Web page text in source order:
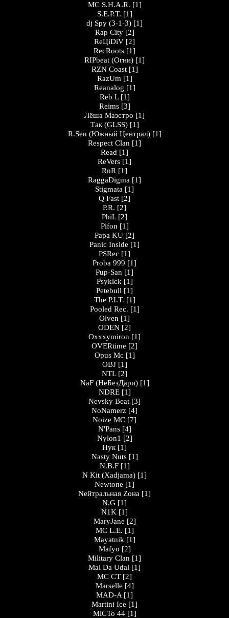
MC S.H.A.R. [1]
S.E.P.T. [1]
dj Spy (3-1-3) [1]
Rap City [2]
ReЦiDiV [2]
RecRoots [1]
RIPbeat (Огни) [1]
RZN Coast [1]
RazUm [1]
Reanalog [1]
Reb L [1]
Reims [3]
Лёша Маэстро [1]
Так (GLSS) [1]
R.Sen (Южный Централ) [1]
Respect Clan [1]
Read [1]
ReVers [1]
RnR [1]
RaggaDigma [1]
Stigmata [1]
Q Fast [2]
P.R. [2]
PhiL [2]
Pifon [1]
Papa KU [2]
Panic Inside [1]
PSRec [1]
Proba 999 [1]
Pup-San [1]
Psykick [1]
Petebull [1]
The P.I.T. [1]
Pooled Rec. [1]
Olven [1]
ODEN [2]
Oxxxymiron [1]
OVERtime [2]
Opus Mc [1]
OBJ [1]
NTL [2]
NaF (НеБезДари) [1]
NDRE [1]
Nevsky Beat [3]
NoNamerz [4]
Noize MC [7]
N'Pans [4]
Nylon1 [2]
Нук [1]
Nasty Nuts [1]
N.B.F [1]
N Kit (Xadjama) [1]
Newtone [1]
Nейтральная Zона [1]
N.G [1]
N1K [1]
MaryJane [2]
MC L.E. [1]
Mayatnik [1]
Mafyo [2]
Military Clan [1]
Mal Da Udal [1]
МС СТ [2]
Marselle [4]
MAD-A [1]
Martini Ice [1]
МіСТо 44 [1]